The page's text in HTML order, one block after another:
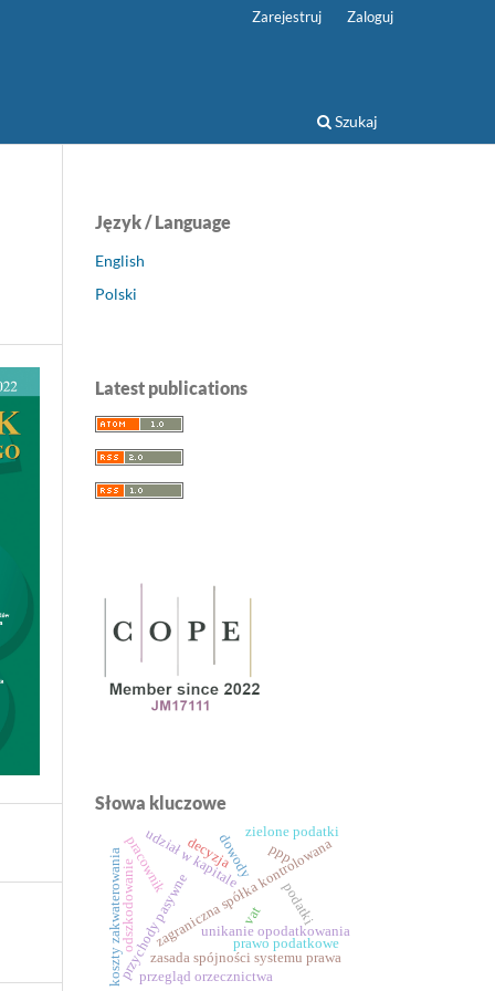
Szukaj
Zarejestruj Zaloguj
Język / Language
English
Polski
Latest publications
Słowa kluczowe
unikanie opodatkowania
zagraniczna spółka kontrolowana
udział w kapitale
przychody pasywne
koszty zakwaterowania zasada spójności systemu prawa
vat
odszkodowanie podatki
przegląd orzecznictwa
pracownik
prawo podatkowe
ppp
zielone podatki
dowody
decyzja